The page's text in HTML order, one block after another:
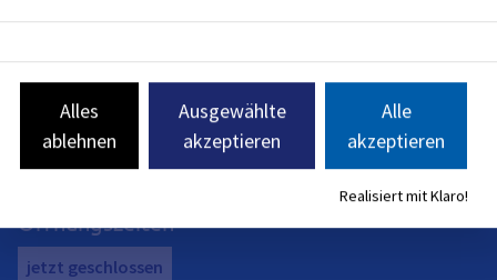
Schulverwaltungsamt
Anschrift
Michael-Vogel-Straße 1d
91052Erlangen
Öffnungszeiten
jetzt geschlossen
Alles
ablehnen
Ausgewählte
akzeptieren
Alle
akzeptieren
Realisiert mit Klaro!